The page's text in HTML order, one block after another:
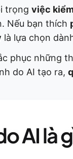
trọng việc
Nếu bạn thích
là lựa chọn
phục những
do AI tạo ra,
AI là